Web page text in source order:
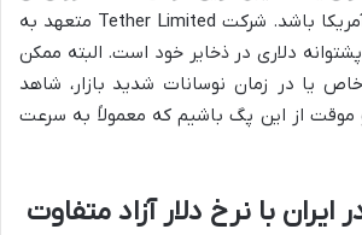
همواره معادل ۱ دلار آمریکا باشد. شرکت Tether Limited متعهد به
این نسبت ۱:۱ با پشتوانه دلاری در ذخایر خود است. البته ممکن
یا در زمان نوسانات شدید بازار، شاهد
موقت از این پگ باشیم که معمولاً به سرعت
ایران با نرخ دلار آزاد متفاوت